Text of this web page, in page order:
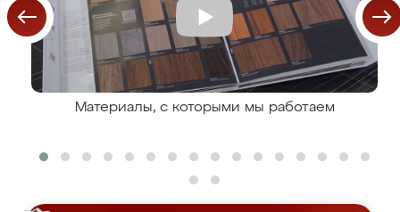
Материалы, с которыми мы работаем